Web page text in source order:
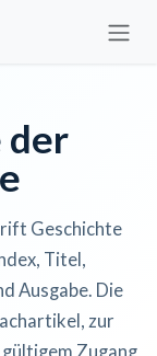
der
Geschichte
Titel,
Ausgabe. Die
zur